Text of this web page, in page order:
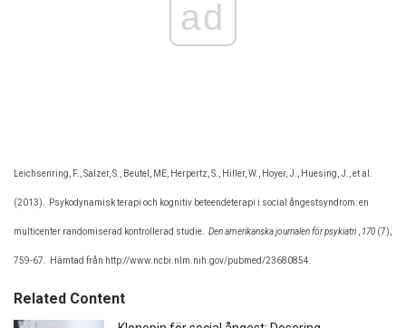
ad
Leichsenring, F., Salzer, S., Beutel, ME, Herpertz, S., Hiller, W., Hoyer, J., Huesing, J., et al.
(2013). Psykodynamisk terapi och kognitiv beteendeterapi i social ångestsyndrom: en
multicenter randomiserad kontrollerad studie. Den amerikanska journalen för psykiatri, 170(7),
759-67. Hämtad från http://www.ncbi.nlm.nih.gov/pubmed/23680854.
Related Content